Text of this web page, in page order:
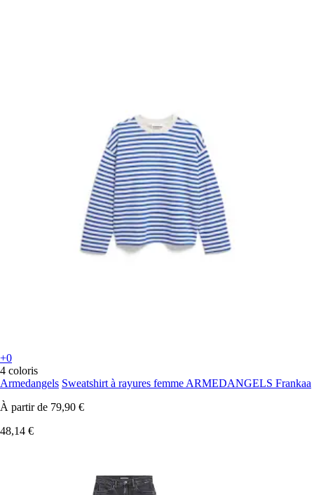
+0
4 coloris
Armedangels Sweatshirt à rayures femme ARMEDANGELS Frankaa
À partir de 79,90 €
48,14 €